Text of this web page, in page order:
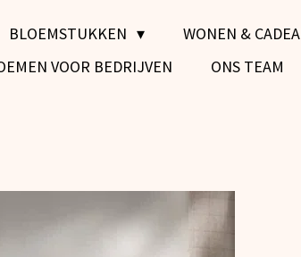
BLOEMSTUKKEN WONEN &
VOOR BEDRIJVEN ONS TEAM